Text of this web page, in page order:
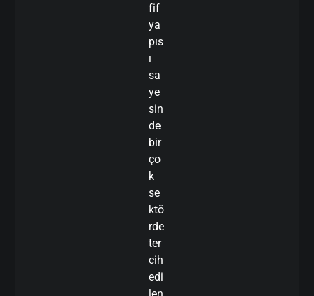
fif
ya
pıs
ı
sa
ye
sin
de
bir
ço
k
se
ktö
rde
ter
cih
edi
len